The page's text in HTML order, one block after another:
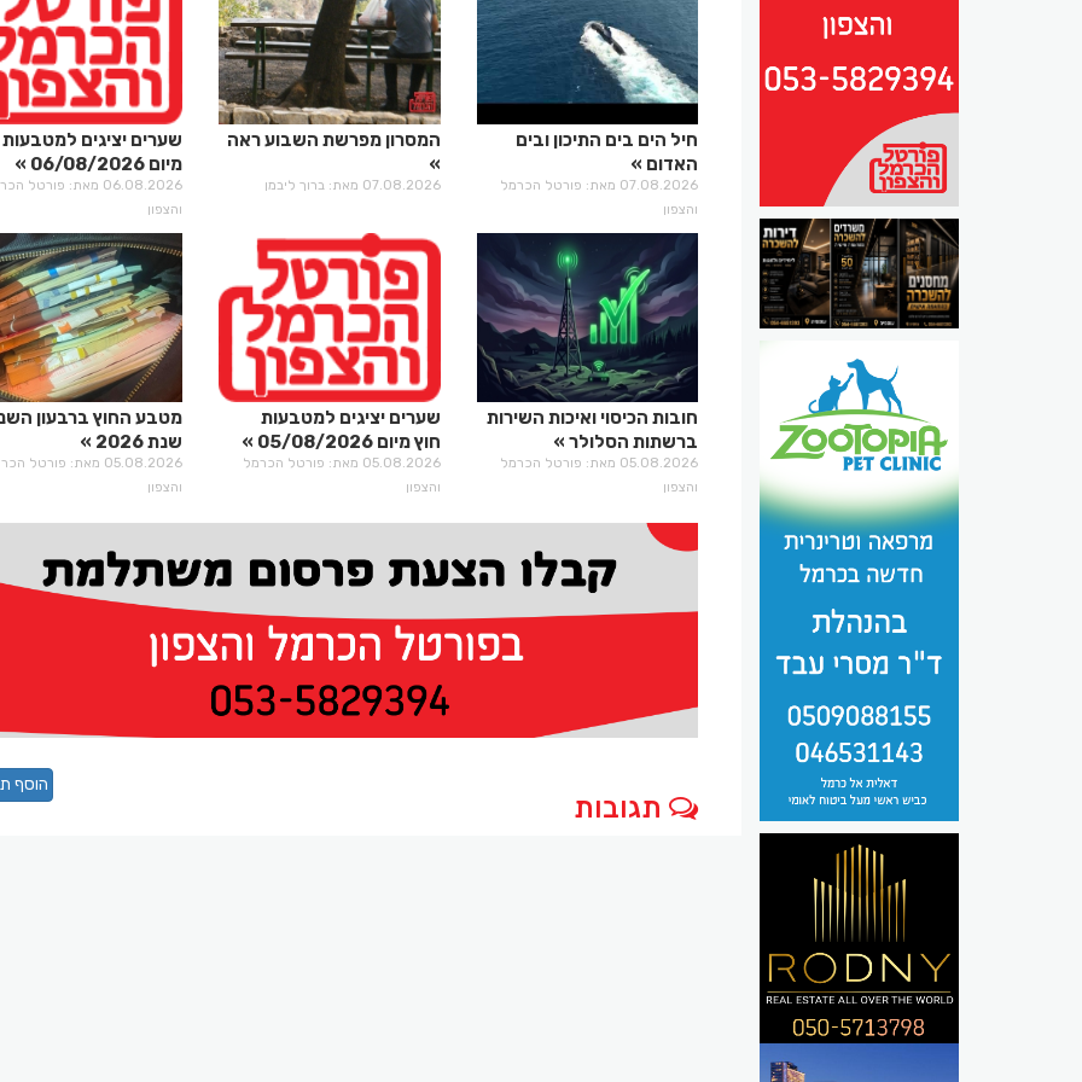
חיל הים בים התיכון ובים
האדום
07.08.2026 מאת: פורטל הכרמל
והצפון
המסרון מפרשת השבוע ראה
07.08.2026 מאת: ברוך ליבמן
שערים יציגים למטבעות
מיום 06/08/2026
06.08.2026 מאת: פורטל
והצפון
חובות הכיסוי ואיכות השירות
ברשתות הסלולר
05.08.2026 מאת: פורטל הכרמל
והצפון
שערים יציגים למטבעות
חוץ מיום 05/08/2026
05.08.2026 מאת: פורטל הכרמל
והצפון
מטבע החוץ ברבעון
שנת 2026
05.08.2026 מאת: פורטל
והצפון
תגובות
הוסף